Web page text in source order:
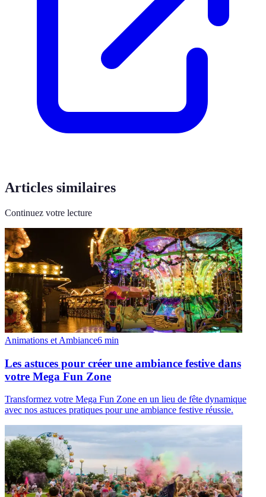
Articles similaires
Continuez votre lecture
Animations et Ambiance6 min
Les astuces pour créer une ambiance festive dans
votre Mega Fun Zone
Transformez votre Mega Fun Zone en un lieu de fête dynamique
avec nos astuces pratiques pour une ambiance festive réussie.